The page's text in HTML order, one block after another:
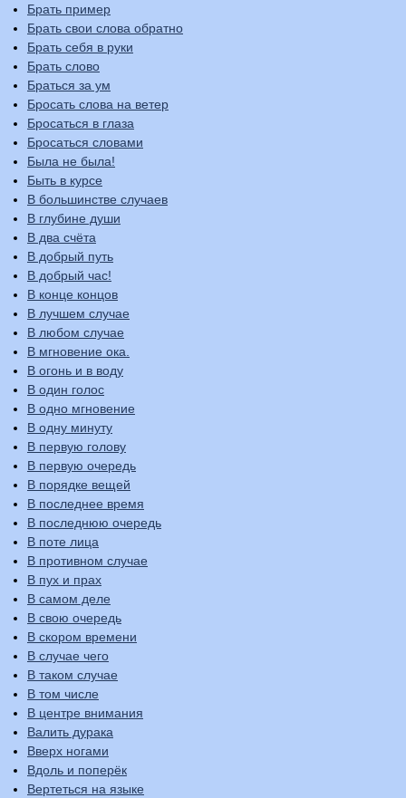
Брать пример
Брать свои слова обратно
Брать себя в руки
Брать слово
Браться за ум
Бросать слова на ветер
Бросаться в глаза
Бросаться словами
Была не была!
Быть в курсе
В большинстве случаев
В глубине души
В два счёта
В добрый путь
В добрый час!
В конце концов
В лучшем случае
В любом случае
В мгновение ока.
В огонь и в воду
В один голос
В одно мгновение
В одну минуту
В первую голову
В первую очередь
В порядке вещей
В последнее время
В последнюю очередь
В поте лица
В противном случае
В пух и прах
В самом деле
В свою очередь
В скором времени
В случае чего
В таком случае
В том числе
В центре внимания
Валить дурака
Вверх ногами
Вдоль и поперёк
Вертеться на языке